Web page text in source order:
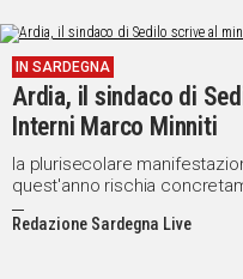
IN SARDEGNA
Ardia, il sindaco di
Interni Marco Minniti
la plurisecolare
quest'anno rischia
Comune, la Parrocchia e il
posto in essere tutte le
Redazione Sardegna Live